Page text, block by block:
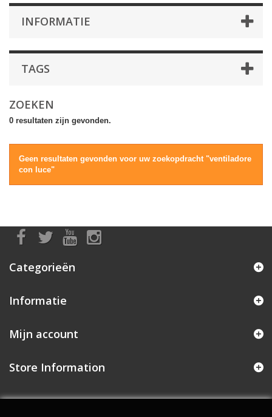
INFORMATIE
TAGS
ZOEKEN
0 resultaten zijn gevonden.
Geen resultaten gevonden voor uw zoekopdracht "ventiladore
con luce"
Categorieën
Informatie
Mijn account
Store Information